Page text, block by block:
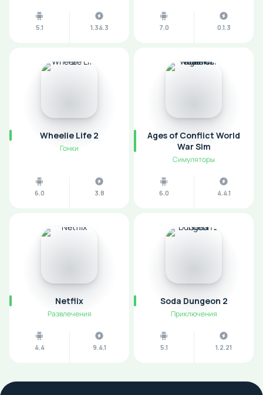
5.1 1.34.3 7.0 0.1.3
Wheelie Life 2
Гонки
6.0 3.8
Ages of Conflict World
War Sim
Симуляторы
6.0 4.4.1
Netflix
Развлечения
4.4 9.4.1
Soda Dungeon 2
Приключения
5.1 1.2.21